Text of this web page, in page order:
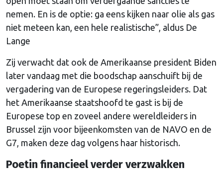
nemen. En is de optie: ga eens kijken naar olie als gas
niet meteen kan, een hele realistische”, aldus De
Lange
Zij verwacht dat ook de Amerikaanse president Biden
later vandaag met die boodschap aanschuift bij de
vergadering van de Europese regeringsleiders. Dat
het Amerikaanse staatshoofd te gast is bij de
Europese top en zoveel andere wereldleiders in
Brussel zijn voor bijeenkomsten van de NAVO en de
G7, maken deze dag volgens haar historisch.
Poetin financieel verder verzwakken